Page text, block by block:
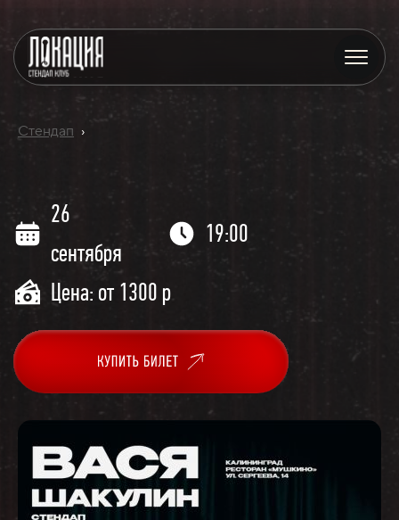
Стендап ›
26
сентября
19:00
Цена: от 1300 р